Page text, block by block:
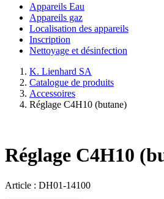
Appareils Eau
Appareils gaz
Localisation des appareils
Inscription
Nettoyage et désinfection
K. Lienhard SA
Catalogue de produits
Accessoires
Réglage C4H10 (butane)
Réglage C4H10
Article : DH01-14100